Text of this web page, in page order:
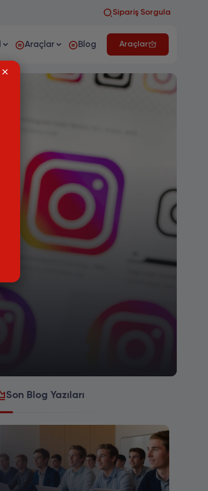
Sipariş Sorgula
Araçlar Blog Araçlar
Son Blog Yazıları